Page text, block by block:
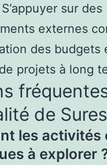
sur des
externes
des budgets
projets à long
de
les activités
à explorer